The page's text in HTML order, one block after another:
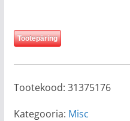
Tootepäring
Tootekood: 31375176
Kategooria: Misc